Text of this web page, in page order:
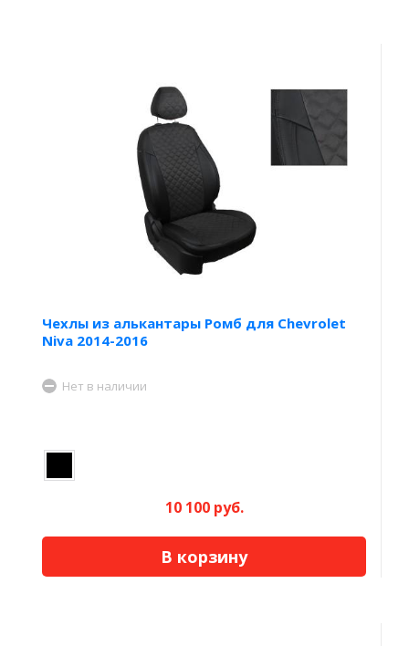
Чехлы из алькантары Ромб для Chevrolet
Niva 2014-2016
Нет в наличии
10 100 руб.
В корзину